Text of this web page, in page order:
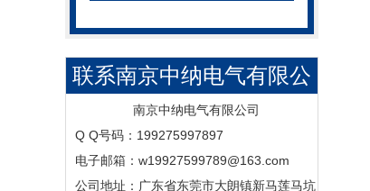
联系南京中纳电气有限公
司_电站金具_变电金具_
设备金具_电缆金具_输配
电设备_工业控制电气设备
南京中纳电气有限公司
Q Q号码：199275997897
电子邮箱：w19927599789@163.com
公司地址：广东省东莞市大朗镇新马莲马坑